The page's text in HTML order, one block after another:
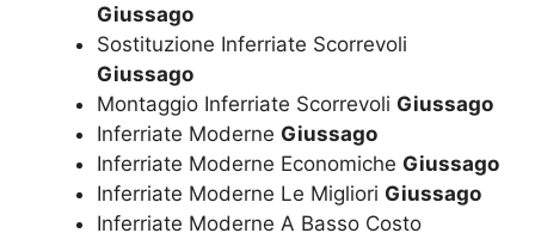
Giussago
Sostituzione Inferriate Scorrevoli
Giussago
Montaggio Inferriate Scorrevoli Giussago
Inferriate Moderne Giussago
Inferriate Moderne Economiche Giussago
Inferriate Moderne Le Migliori Giussago
Inferriate Moderne A Basso Costo